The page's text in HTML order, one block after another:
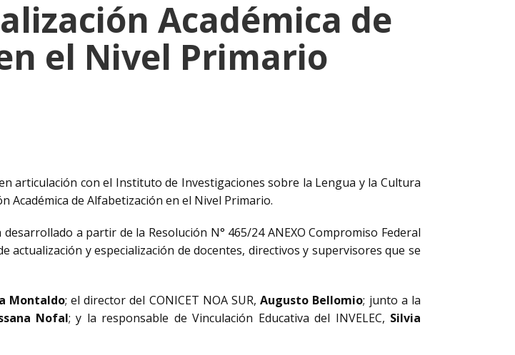
Académica de
el Nivel Primario
articulación con el Instituto de Investigaciones sobre la Lengua y la Cultura
Académica de Alfabetización en el Nivel Primario.
a partir de la Resolución N° 465/24 ANEXO Compromiso Federal
actualización y especialización de docentes, directivos y supervisores que se
Montaldo; el director del CONICET NOA SUR,Augusto Bellomio; junto a la
Nofal; y la responsable de Vinculación Educativa del INVELEC, Silvia